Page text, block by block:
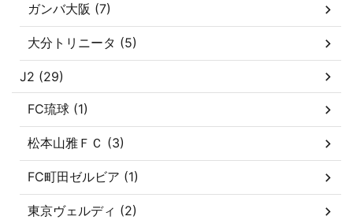
ガンバ大阪 (7)
大分トリニータ (5)
J2 (29)
FC琉球 (1)
松本山雅ＦＣ (3)
FC町田ゼルビア (1)
東京ヴェルディ (2)